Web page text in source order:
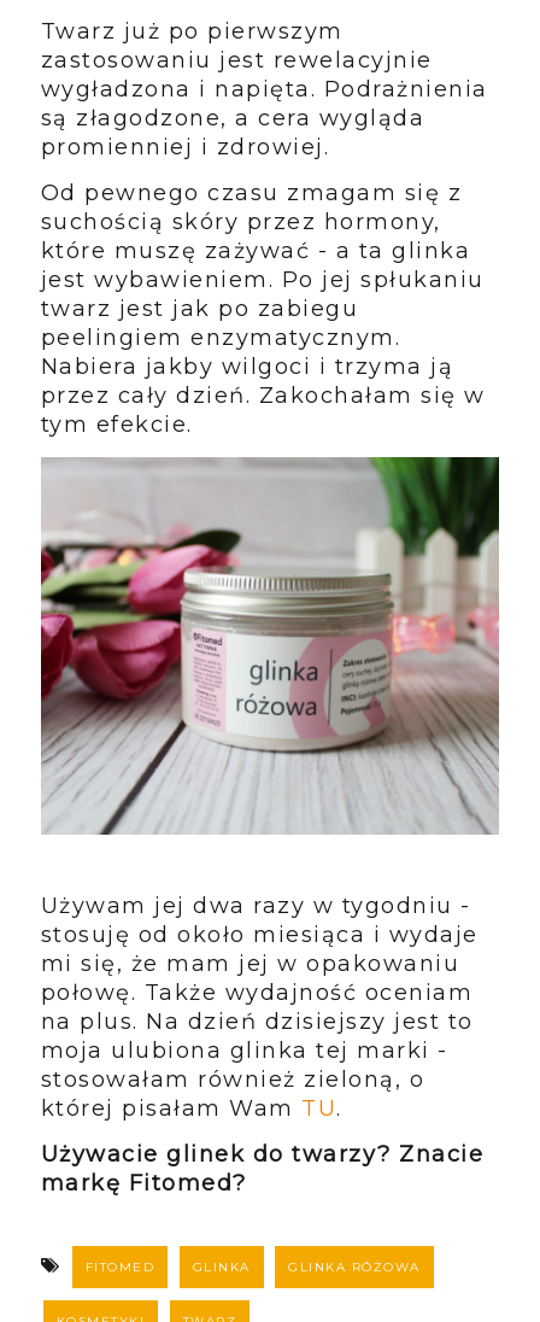
Twarz już po pierwszym
zastosowaniu jest rewelacyjnie
wygładzona i napięta. Podrażnienia
są złagodzone, a cera wygląda
promienniej i zdrowiej.
Od pewnego czasu zmagam się z
suchością skóry przez hormony,
które muszę zażywać - a ta glinka
jest wybawieniem. Po jej spłukaniu
twarz jest jak po zabiegu
peelingiem enzymatycznym.
Nabiera jakby wilgoci i trzyma ją
przez cały dzień. Zakochałam się w
tym efekcie.
Używam jej dwa razy w tygodniu -
stosuję od około miesiąca i wydaje
mi się, że mam jej w opakowaniu
połowę. Także wydajność oceniam
na plus. Na dzień dzisiejszy jest to
moja ulubiona glinka tej marki -
stosowałam również zieloną, o
której pisałam Wam TU.
Używacie glinek do twarzy? Znacie
markę Fitomed?
FITOMED GLINKA GLINKA RÓŻOWA